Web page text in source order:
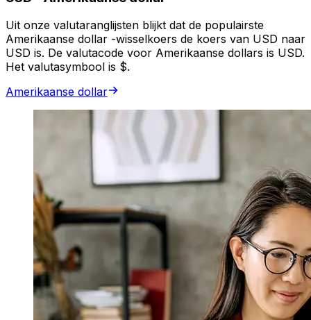
Uit onze valutaranglijsten blijkt dat de populairste
Amerikaanse dollar -wisselkoers de koers van USD naar
USD is. De valutacode voor Amerikaanse dollars is USD.
Het valutasymbool is $.
Amerikaanse dollar